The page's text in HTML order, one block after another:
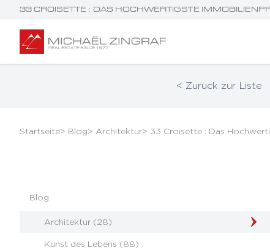
33 CROISETTE : DAS HOCHWERTIGSTE
< Zurück zur Liste
Startseite> Blog> Architektur> 33 Croisette : Das
Blog
Architektur (28)
Kunst des Lebens (88)